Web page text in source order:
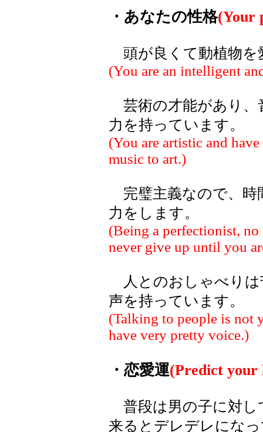
・あなたの性格(Your
頭が良くて動植物を
(You are an intelligent
芸術の才能があり、
力を持っています。
(You are artistic and
music to art.)
完璧主義なので、時
力をします。
(Being a perfectionist,
never give up until you
人とのおしゃべりは
声を持っています。
(Talking to people is not
have very pretty voice.)
・恋愛運(Predict your
普段は男の子に対し
来るとデレデレにな